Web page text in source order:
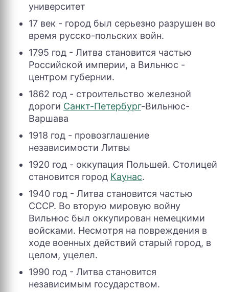
университет
17 век - город был серьезно разрушен во
время русско-польских войн.
1795 год - Литва становится частью
Российской империи, а Вильнюс -
центром губернии.
1862 год - строительство железной
дороги Санкт-Петербург-Вильнюс-
Варшава
1918 год - провозглашение
независимости Литвы
1920 год - оккупация Польшей. Столицей
становится город Каунас.
1940 год - Литва становится частью
СССР. Во вторую мировую войну
Вильнюс был оккупирован немецкими
войсками. Несмотря на повреждения в
ходе военных действий старый город, в
целом, уцелел.
1990 год - Литва становится
независимым государством.